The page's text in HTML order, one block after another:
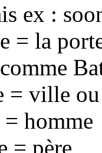
ex :
= la
= ville
= homme
= père